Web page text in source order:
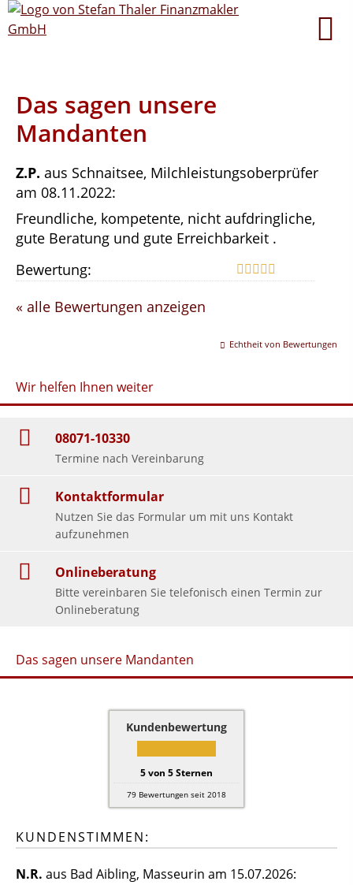
Das sagen unsere
Mandanten
Z.P. aus Schnaitsee, Milchleistungsoberprüfer
am 08.11.2022:
Freundliche, kompetente, nicht aufdringliche,
gute Beratung und gute Erreichbarkeit .
Bewertung:
« alle Bewertungen anzeigen
Echtheit von Bewertungen
Wir helfen Ihnen weiter
08071-10330
Termine nach Vereinbarung
Kontaktformular
Nutzen Sie das Formular um mit uns Kontakt
aufzunehmen
Onlineberatung
Bitte vereinbaren Sie telefonisch einen Termin zur
Onlineberatung
Das sagen unsere Mandanten
Kundenbewertung
5von 5Sternen
79 Bewertungen seit 2018
KUNDENSTIMMEN:
N.R. aus Bad Aibling, Masseurin am 15.07.2026: